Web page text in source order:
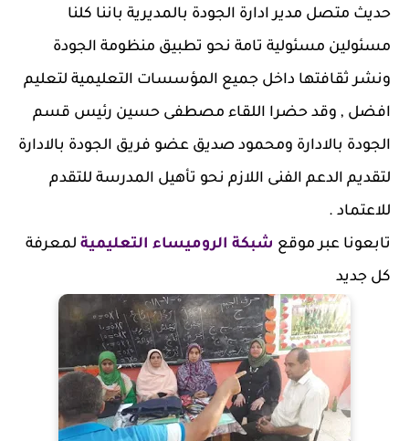
حديث متصل مدير ادارة الجودة بالمديرية باننا كلنا
مسئولين مسئولية تامة نحو تطبيق منظومة الجودة
ونشر ثقافتها داخل جميع المؤسسات التعليمية لتعليم
افضل , وقد حضرا اللقاء مصطفى حسين رئيس قسم
الجودة بالادارة ومحمود صديق عضو فريق الجودة بالادارة
لتقديم الدعم الفنى اللازم نحو تأهيل المدرسة للتقدم
للاعتماد .
تابعونا عبر موقع شبكة الروميساء التعليمية لمعرفة
كل جديد